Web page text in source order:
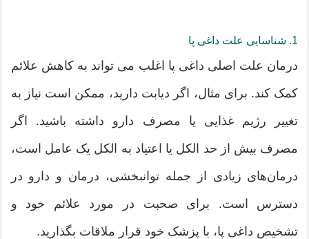
1. شناسایی علت داغی پا
درمان علت اصلی داغی پا اغلب می تواند به کاهش علائم
کمک کند. برای مثال، اگر دیابت دارید، ممکن است نیاز به
تغییر رژیم غذایی یا مصرف دارو داشته باشید. اگر
مصرف بیش از حد الکل یا اعتیاد به الکل یک عامل است،
درمان‌های زیادی از جمله توانبخشی، درمان و دارو در
دسترس است. برای صحبت در مورد علائم خود و
تشخیص داغی پا، با پزشک خود قرار ملاقات بگذارید.